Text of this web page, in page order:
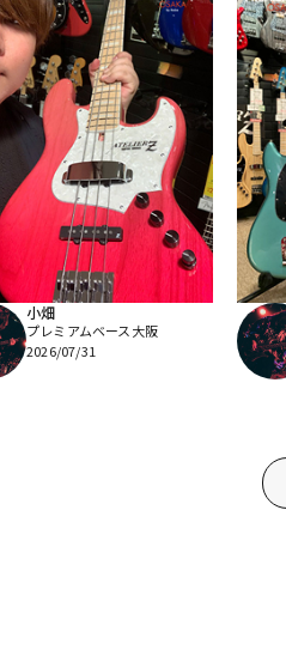
小畑
プレミアムベース大阪
2026/07/31